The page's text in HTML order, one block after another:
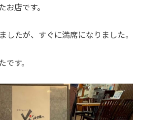
店です。
したが、すぐに満席になりました。
す。